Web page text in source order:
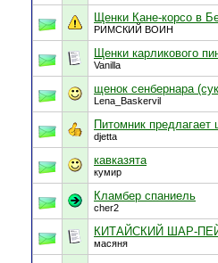
Щенки Кане-корсо в
РИМСКИЙ ВОИН
Щенки карликового
Vanilla
щенок сенбернара
Lena_Baskervil
Питомник
djetta
кавказята
кумир
Кламбер спаниель
cher2
КИТАЙСКИЙ ШАР-
масяня